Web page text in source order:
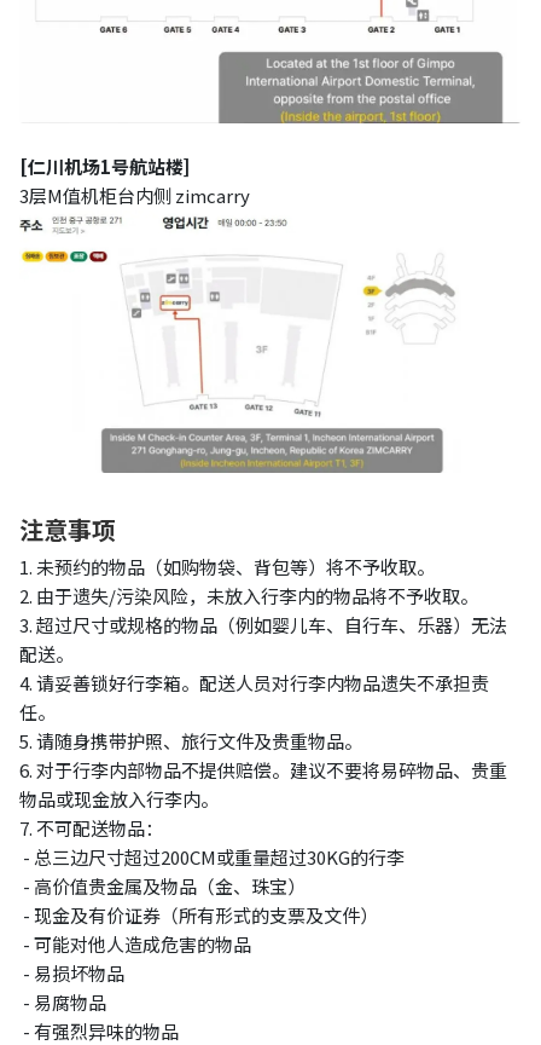
[仁川机场1号航站楼]
3层M值机柜台内侧zimcarry
注意事项
1. 未预约的物品（如购物袋、背包等）将不予收取。
2. 由于遗失/污染风险，未放入行李内的物品将不予收取。
3. 超过尺寸或规格的物品（例如婴儿车、自行车、乐器）无法
配送。
4. 请妥善锁好行李箱。配送人员对行李内物品遗失不承担责
任。
5. 请随身携带护照、旅行文件及贵重物品。
6. 对于行李内部物品不提供赔偿。建议不要将易碎物品、贵重
物品或现金放入行李内。
7. 不可配送物品：
- 总三边尺寸超过200CM或重量超过30KG的行李
- 高价值贵金属及物品（金、珠宝）
- 现金及有价证券（所有形式的支票及文件）
- 可能对他人造成危害的物品
- 易损坏物品
- 易腐物品
- 有强烈异味的物品